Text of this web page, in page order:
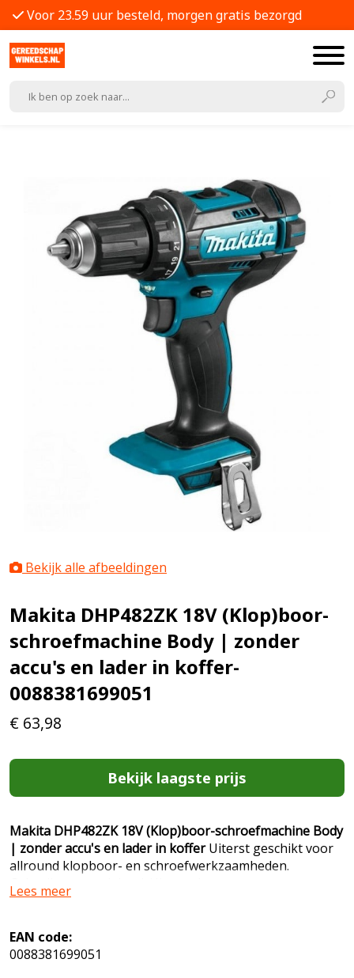
Voor 23.59 uur besteld, morgen gratis bezorgd
Bekijk alle afbeeldingen
Makita DHP482ZK 18V (Klop)boor-
schroefmachine Body | zonder
accu's en lader in koffer-
0088381699051
€ 63,98
Bekijk laagste prijs
Makita DHP482ZK 18V (Klop)boor-schroefmachine Body
| zonder accu's en lader in kofferUiterst geschikt voor
allround klopboor- en schroefwerkzaamheden.
Gebruikersvoordelen * Uiterst duurzaam voor zware
boor-/schroefklussen. * 3 functies: boren, schroeven en
boren in steen mogelijk is. * Hoog ergonomisch
werkcomfort wegens uitstekende machine-accu balans
Lees meer
EAN code:
0088381699051